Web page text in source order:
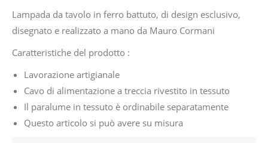
Lampada da tavolo in ferro battuto, di design esclusivo,
disegnato e realizzato a mano da Mauro Cormani
Caratteristiche del prodotto :
Lavorazione artigianale
Cavo di alimentazione a treccia rivestito in tessuto
Il paralume in tessuto è ordinabile separatamente
Questo articolo si può avere su misura